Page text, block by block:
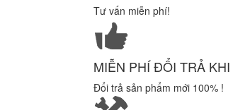
Tư vấn miễn phí!
MIỄN PHÍ ĐỔI TRẢ KHI
Đổi trả sản phẩm mới 100% !